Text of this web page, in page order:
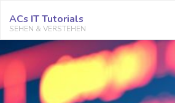
Inhalt
springen
ACs IT Tutorials
SEHEN & VERSTEHEN